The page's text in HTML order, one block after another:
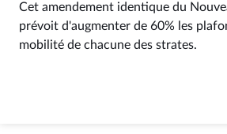
Cet amendement identique du
prévoit d'augmenter de 60% les
mobilité de chacune des strates.